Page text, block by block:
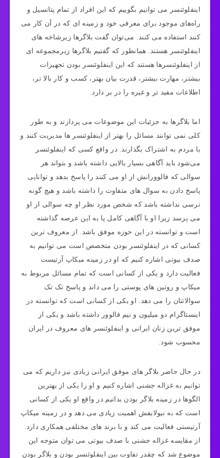
اینفلوئنسر می‌ توانیم بگوییم که این افراد از تمام پتانسیل و
راه‌های موجود برای معرفی خود و زمینه ای که در آن کار می
کنند استفاده می کنند. می‌توان گفت بلاگرها زیرشاخه‌ های
اینفلوئنسر هستند. همانطور که گفتیم بلاگرها زیرمجموعه ای
از اینفلوئنسرها هستند که این اینفلوئنسر بودن تجهیزات
بیشتر، مهارت بیشتر، قدرت بیان بهتر، کسب و کار بالا تر،
اطلاعات مفید تر و غیره را در بر دارد.
اما بلاگرها به جزئیات این موضوعات می‌ پردازند و به طور
کلی نمی‌ توانند مسائل را بهتر از اینفلوئنسر ها مدیریت کنند و
با مردم به اشتراک بگذارند. در واقع کسی که اینفلوئنسر
می‌شود باید آگاهی بسیار بالایی داشته باشد و بتواند هر
سوالی که فالوورانش از او می‌ کنند را پاسخ بدهد و توانایی
پاسخ دادن به سوال های متفاوت را داشته باشد و هیچ گونه
ترسی نداشته باشد که شخص مورد نظر او چه سوالی از او
می پرسد زیرا او با آگاهی کامل پا به این عرصه گذاشته
است و توانسته در این حوزه موفق باشد. از معروف ترین
کسانی که در اینفلوئنسر بودن متخصص است می‌ توانیم به
صدف بیوتی اشاره کنیم که او در زمینه میکاپ آرتیست
فعالیت دارد و یکی از کسانی است که تمام مسائل مربوط به
میکاپ و روتین های پوستی را می‌ داند و پاسخ تک‌ تک
سوالاتتان را می‌ دهد. او یکی از کسانی است که توانسته در
اینستاگرام دو میلیون و نیم فالوور داشته باشد و یکی از
موفق ترین زنان ایرانی و اینفلوئنسر های معروف در ایران
محسوب شود.
در حال حاضر بلاگر های موفق ایرانی زیادی نیز داریم که می
توانیم به غزاله جشنی اشاره کنیم و او را یکی از بهترین
الگوها در زمینه بلاگر بودن بدانیم.در واقع او یکی از کسانی
است که به نیولایفش اهمیت زیادی می دهد و در زمینه میکاپ
آرتیستی فعالیت می‌ کند و با برند های مختلفی همکاری دارد.
از مقایسه غزاله جشنی با صدف بیوتی می توان متوجه این
موضوع شد که چقدر تفاوت بین اینفلوئنسر بودن و بلاگر بودن